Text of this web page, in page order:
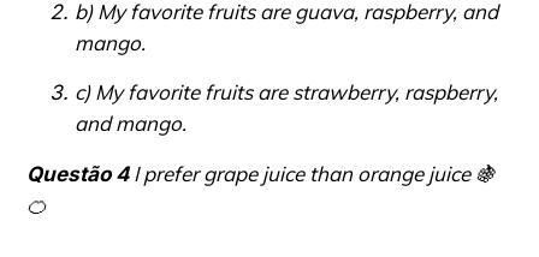
b) My favorite fruits are guava, raspberry, and
mango.
c) My favorite fruits are strawberry, raspberry,
and mango.
Questão 4 I prefer grape juice than orange juice 🍇
🍊